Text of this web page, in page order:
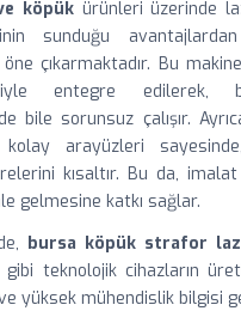
köpükürünleri üzerinde
sunduğu
çıkarmaktadır. Bu
entegre edilerek,
bile sorunsuz çalışır.
kolay arayüzleri
kısaltır. Bu da,
gelmesine katkı sağlar.
bursa köpük strafor
gibi teknolojik cihazların
yüksek mühendislik bilgisi